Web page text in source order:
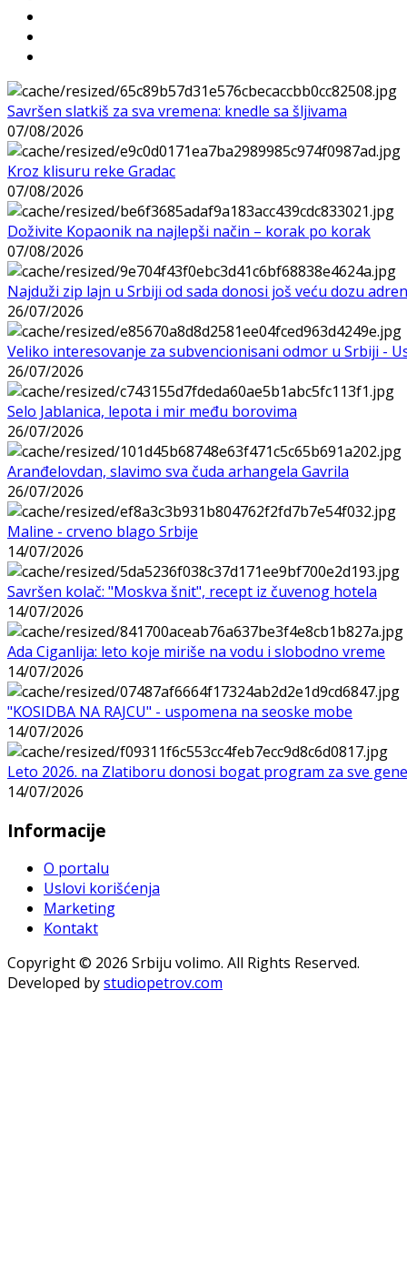
Savršen slatkiš za sva vremena: knedle sa šljivama
07/08/2026
Kroz klisuru reke Gradac
07/08/2026
Doživite Kopaonik na najlepši način – korak po korak
07/08/2026
Najduži zip lajn u Srbiji od sada donosi još veću dozu
26/07/2026
Veliko interesovanje za subvencionisani odmor u Srbiji -
26/07/2026
Selo Jablanica, lepota i mir među borovima
26/07/2026
Aranđelovdan, slavimo sva čuda arhangela Gavrila
26/07/2026
Maline - crveno blago Srbije
14/07/2026
Savršen kolač: "Moskva šnit", recept iz čuvenog hotela
14/07/2026
Ada Ciganlija: leto koje miriše na vodu i slobodno vreme
14/07/2026
"KOSIDBA NA RAJCU" - uspomena na seoske mobe
14/07/2026
Leto 2026. na Zlatiboru donosi bogat program za sve
14/07/2026
Informacije
O portalu
Uslovi korišćenja
Marketing
Kontakt
Copyright © 2026 Srbiju volimo. All Rights Reserved.
Developed bystudiopetrov.com